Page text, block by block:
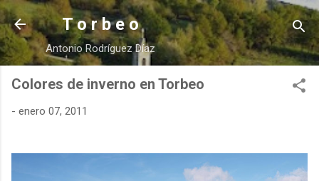
Ir al contenido principal
T o r b e o
Antonio Rodríguez Díaz
Colores de inverno en Torbeo
- enero 07, 2011